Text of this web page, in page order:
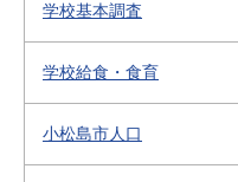
学校基本調査
学校給食・食育
小松島市人口